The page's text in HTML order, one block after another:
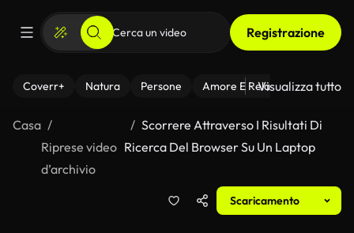
Registrazione
Coverr+ Natura Persone Amore E Relazioni Il
Visualizza tutto
Casa
Riprese video
d’archivio
Scorrere Attraverso I Risultati Di
Ricerca Del Browser Su Un Laptop
Scaricamento